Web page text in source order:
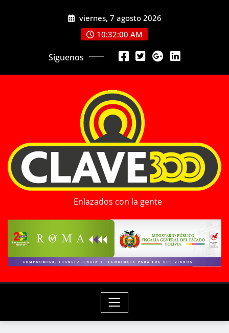
viernes, 7 agosto 2026
10:32:01 AM
Síguenos
Enlazados con la gente